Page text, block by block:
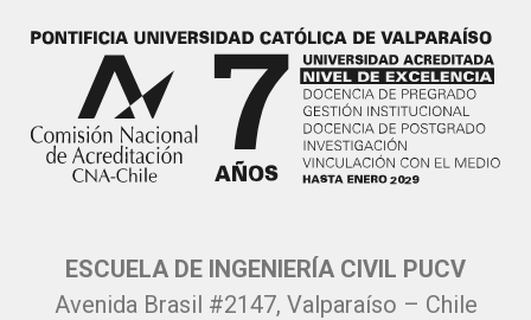
ESCUELA DE INGENIERÍA CIVIL PUCV
Avenida Brasil #2147, Valparaíso – Chile